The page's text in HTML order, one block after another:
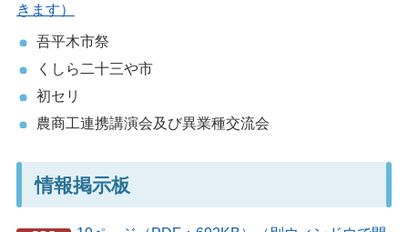
きます）
吾平木市祭
くしら二十三や市
初セリ
農商工連携講演会及び異業種交流会
情報掲示板